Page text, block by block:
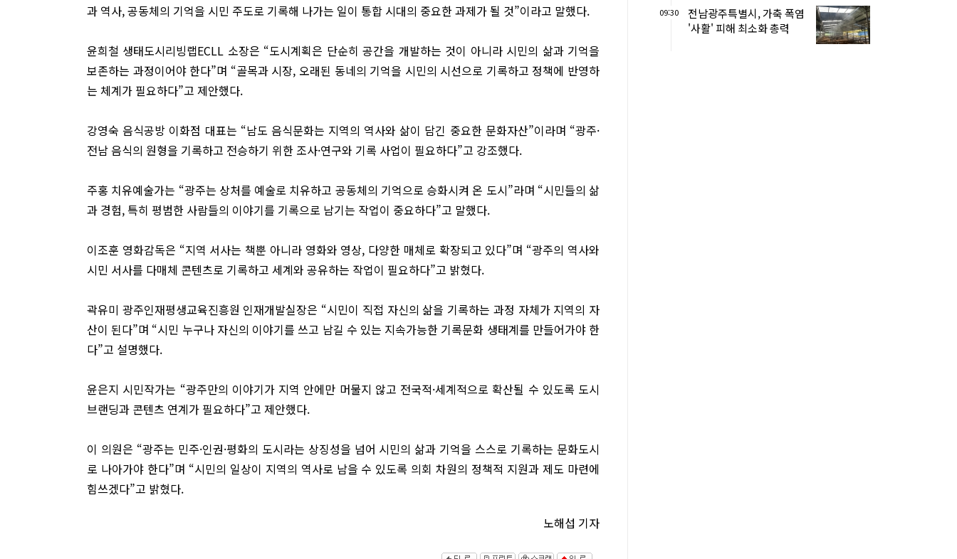
과 역사, 공동체의 기억을 시민 주도로 기록해 나가는 일이 통합 시대의 중요한 과제가 될 것”이라고 말했다.
윤희철 생태도시리빙랩ECLL 소장은 “도시계획은 단순히 공간을 개발하는 것이 아니라 시민의 삶과 기억을
보존하는 과정이어야 한다”며 “골목과 시장, 오래된 동네의 기억을 시민의 시선으로 기록하고 정책에 반영하
는 체계가 필요하다”고 제안했다.
강영숙 음식공방 이화점 대표는 “남도 음식문화는 지역의 역사와 삶이 담긴 중요한 문화자산”이라며 “광주·
전남 음식의 원형을 기록하고 전승하기 위한 조사·연구와 기록 사업이 필요하다”고 강조했다.
주홍 치유예술가는 “광주는 상처를 예술로 치유하고 공동체의 기억으로 승화시켜 온 도시”라며 “시민들의 삶
과 경험, 특히 평범한 사람들의 이야기를 기록으로 남기는 작업이 중요하다”고 말했다.
이조훈 영화감독은 “지역 서사는 책뿐 아니라 영화와 영상, 다양한 매체로 확장되고 있다”며 “광주의 역사와
시민 서사를 다매체 콘텐츠로 기록하고 세계와 공유하는 작업이 필요하다”고 밝혔다.
곽유미 광주인재평생교육진흥원 인재개발실장은 “시민이 직접 자신의 삶을 기록하는 과정 자체가 지역의 자
산이 된다”며 “시민 누구나 자신의 이야기를 쓰고 남길 수 있는 지속가능한 기록문화 생태계를 만들어가야 한
다”고 설명했다.
윤은지 시민작가는 “광주만의 이야기가 지역 안에만 머물지 않고 전국적·세계적으로 확산될 수 있도록 도시
브랜딩과 콘텐츠 연계가 필요하다”고 제안했다.
이 의원은 “광주는 민주·인권·평화의 도시라는 상징성을 넘어 시민의 삶과 기억을 스스로 기록하는 문화도시
로 나아가야 한다”며 “시민의 일상이 지역의 역사로 남을 수 있도록 의회 차원의 정책적 지원과 제도 마련에
힘쓰겠다”고 밝혔다.
노해섭 기자
09:30
전남광주특별시, 가축 폭염
'사활' 피해 최소화 총력